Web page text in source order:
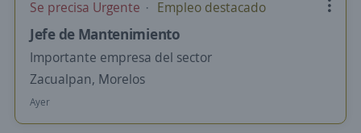
Se precisa Urgente Empleo destacado
Jefe de Mantenimiento
Importante empresa del sector
Zacualpan, Morelos
Ayer